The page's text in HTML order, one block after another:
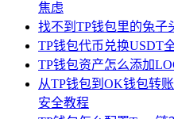
焦虑
找不到TP钱包里的兔子
TP钱包代币兑换USDT
TP钱包资产怎么添加
从TP钱包到OK钱包转
安全教程